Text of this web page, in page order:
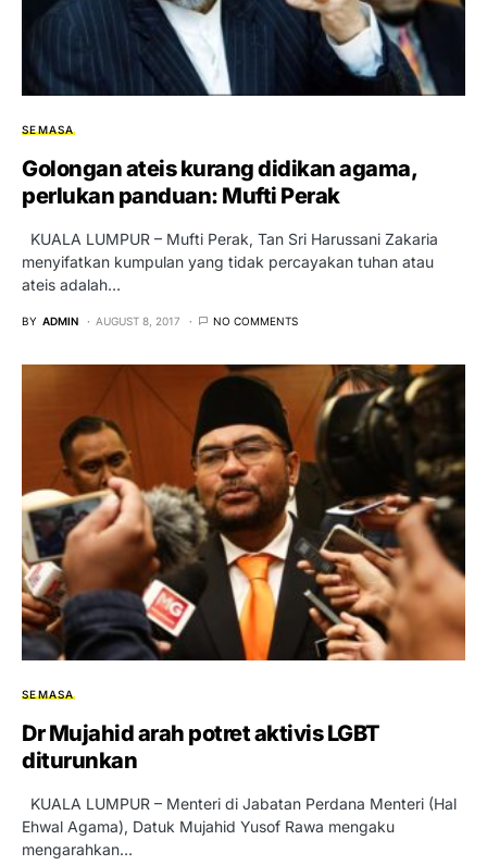
SEMASA
Golongan ateis kurang didikan agama,
perlukan panduan: Mufti Perak
KUALA LUMPUR – Mufti Perak, Tan Sri Harussani Zakaria
menyifatkan kumpulan yang tidak percayakan tuhan atau
ateis adalah…
BY ADMIN AUGUST 8, 2017 NO COMMENTS
SEMASA
Dr Mujahid arah potret aktivis LGBT
diturunkan
KUALA LUMPUR – Menteri di Jabatan Perdana Menteri (Hal
Ehwal Agama), Datuk Mujahid Yusof Rawa mengaku
mengarahkan…